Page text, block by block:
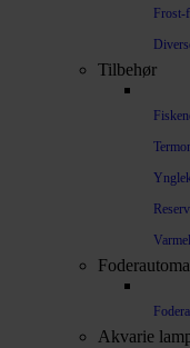
Frost-
Tilbehør
Akvarie